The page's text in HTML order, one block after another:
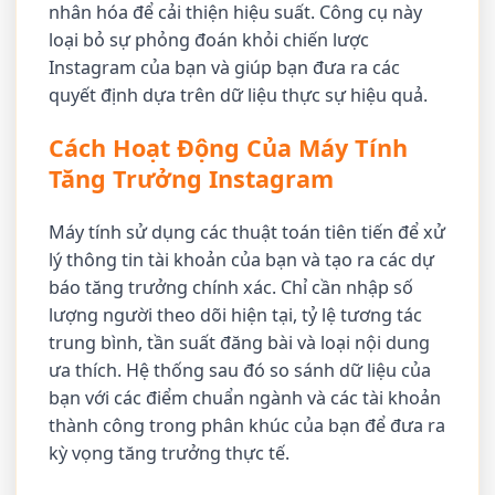
nhân hóa để cải thiện hiệu suất. Công cụ này
loại bỏ sự phỏng đoán khỏi chiến lược
Instagram của bạn và giúp bạn đưa ra các
quyết định dựa trên dữ liệu thực sự hiệu quả.
Cách Hoạt Động Của Máy Tính
Tăng Trưởng Instagram
Máy tính sử dụng các thuật toán tiên tiến để xử
lý thông tin tài khoản của bạn và tạo ra các dự
báo tăng trưởng chính xác. Chỉ cần nhập số
lượng người theo dõi hiện tại, tỷ lệ tương tác
trung bình, tần suất đăng bài và loại nội dung
ưa thích. Hệ thống sau đó so sánh dữ liệu của
bạn với các điểm chuẩn ngành và các tài khoản
thành công trong phân khúc của bạn để đưa ra
kỳ vọng tăng trưởng thực tế.